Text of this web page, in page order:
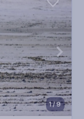
1/9